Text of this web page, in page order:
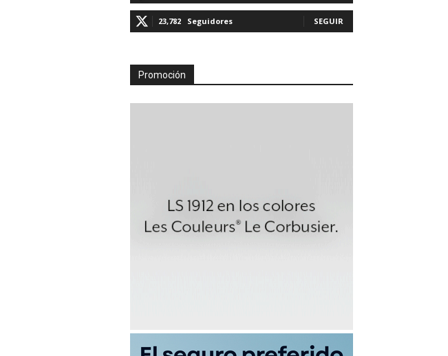
23,782 Seguidores SEGUIR
Promoción